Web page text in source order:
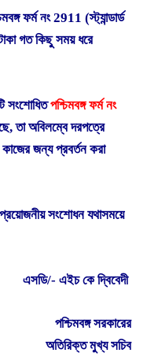
ফর্ম নং 2911 (স্ট্যান্ডার্ড
গত কিছু সময় ধরে
সংশোধিতপশ্চিমবঙ্গ ফর্ম নং
তা অবিলম্বে দরপত্রে
জন্য প্রবর্তন করা
সংশোধন যথাসময়ে
এসডি/- এইচ কে দ্বিবেদী
পশ্চিমবঙ্গ সরকারের
অতিরিক্ত মুখ্য সচিব